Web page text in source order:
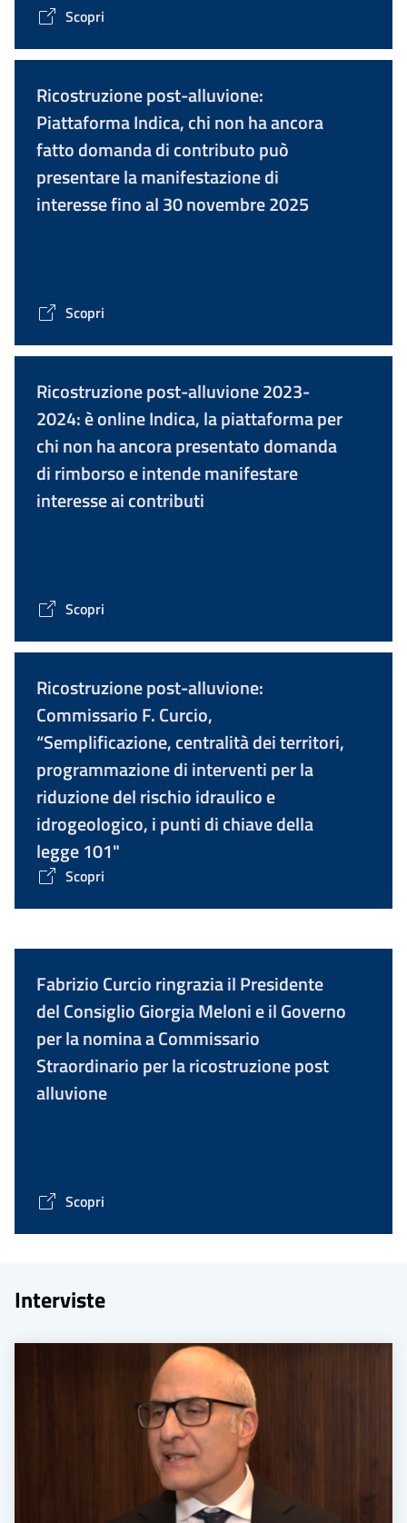
Scopri
Ricostruzione post-alluvione:
Piattaforma Indica, chi non ha ancora
fatto domanda di contributo può
presentare la manifestazione di
interesse fino al 30 novembre 2025
Scopri
Ricostruzione post-alluvione 2023-
2024: è online Indica, la piattaforma per
chi non ha ancora presentato domanda
di rimborso e intende manifestare
interesse ai contributi
Scopri
Ricostruzione post-alluvione:
Commissario F. Curcio,
“Semplificazione, centralità dei territori,
programmazione di interventi per la
riduzione del rischio idraulico e
idrogeologico, i punti di chiave della
legge 101"
Scopri
Fabrizio Curcio ringrazia il Presidente
del Consiglio Giorgia Meloni e il Governo
per la nomina a Commissario
Straordinario per la ricostruzione post
alluvione
Scopri
Interviste